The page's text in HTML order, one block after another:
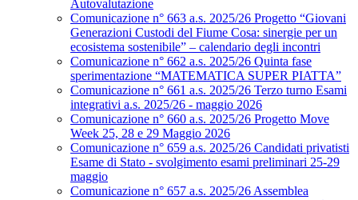
Autovalutazione
Comunicazione n° 663 a.s. 2025/26 Progetto “Giovani
Generazioni Custodi del Fiume Cosa: sinergie per un
ecosistema sostenibile” – calendario degli incontri
Comunicazione n° 662 a.s. 2025/26 Quinta fase
sperimentazione “MATEMATICA SUPER PIATTA”
Comunicazione n° 661 a.s. 2025/26 Terzo turno Esami
integrativi a.s. 2025/26 - maggio 2026
Comunicazione n° 660 a.s. 2025/26 Progetto Move
Week 25, 28 e 29 Maggio 2026
Comunicazione n° 659 a.s. 2025/26 Candidati privatisti
Esame di Stato - svolgimento esami preliminari 25-29
maggio
Comunicazione n° 657 a.s. 2025/26 Assemblea